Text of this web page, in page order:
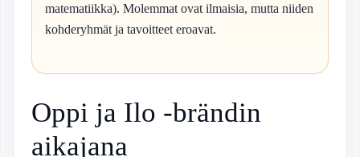
matematiikka). Molemmat ovat ilmaisia, mutta niiden
kohderyhmät ja tavoitteet eroavat.
Oppi ja Ilo -brändin
aikajana